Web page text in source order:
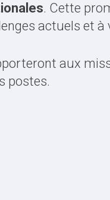
. Cette
actuels et
aux
postes.